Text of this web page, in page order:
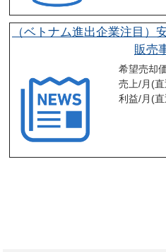
（ベトナム進出企業注目）
販売
希望売却
売上/月(
利益/月(